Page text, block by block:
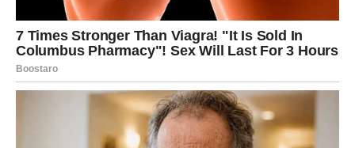
lakše nego što očekujete. Ljudi će primjećivati vašu
ozbiljnost, smirenost i sposobnost da uvijek pronađete
pravo rješenje.